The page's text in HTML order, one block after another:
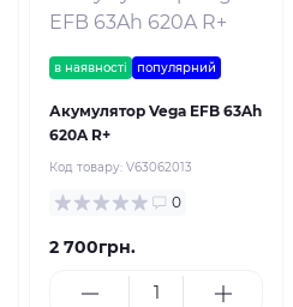
в наявності популярний
Акумулятор Vega EFB 63Ah
620A R+
Код товару: V63062013
0
2 700грн.